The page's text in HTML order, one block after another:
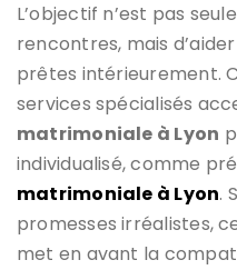
L’objectif n’est pas
rencontres, mais
prêtes intérieurement.
services spécialisés
matrimoniale à Lyon
individualisé, comme
matrimoniale à Lyon.
promesses irréalistes,
met en avant la